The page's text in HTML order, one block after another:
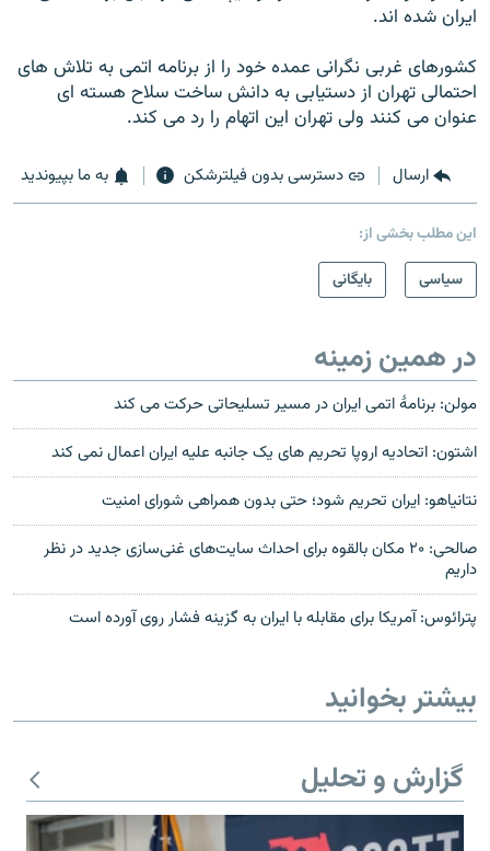
ايران شده اند.
كشورهاى غربى نگرانى عمده خود را از برنامه اتمى به تلاش هاى
احتمالى تهران از دستيابى به دانش ساخت سلاح هسته اى
عنوان مى كنند ولى تهران اين اتهام را رد مى كند.
ارسال دسترسی بدون فیلترشکن به ما بپیوندید
این مطلب بخشی از:
سیاسی
بایگانی
در همین زمینه
مولن: برنامۀ اتمى ايران در مسير تسليحاتى حركت مى كند
اشتون: اتحادیه اروپا تحریم های یک جانبه علیه ایران اعمال نمی کند
نتانیاهو: ایران تحریم شود؛ حتی بدون همراهی شورای امنیت
صالحی: ۲۰ مکان بالقوه برای احداث سایت‌های غنی‌سازی جدید در نظر
داریم
پترائوس: آمریکا برای مقابله با ایران به گزینه فشار روی آورده است
بیشتر بخوانید
گزارش و تحلیل